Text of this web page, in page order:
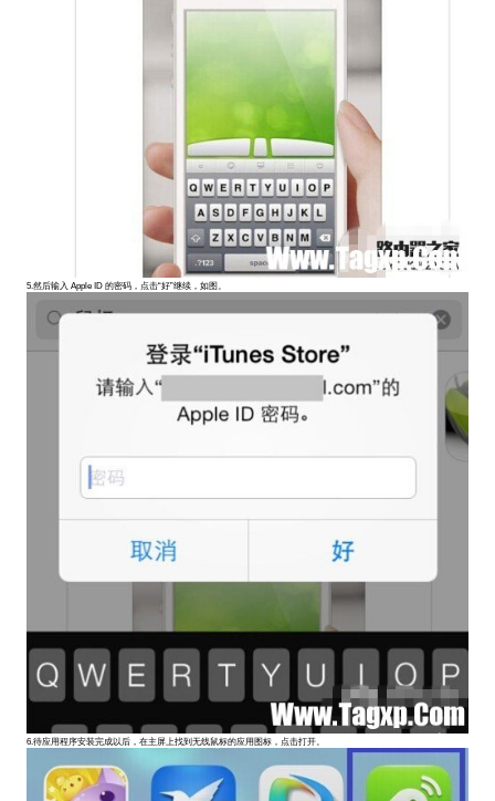
5.然后输入 Apple ID 的密码，点击“好”继续，如图。
6.待应用程序安装完成以后，在主屏上找到无线鼠标的应用图标，点击打开。